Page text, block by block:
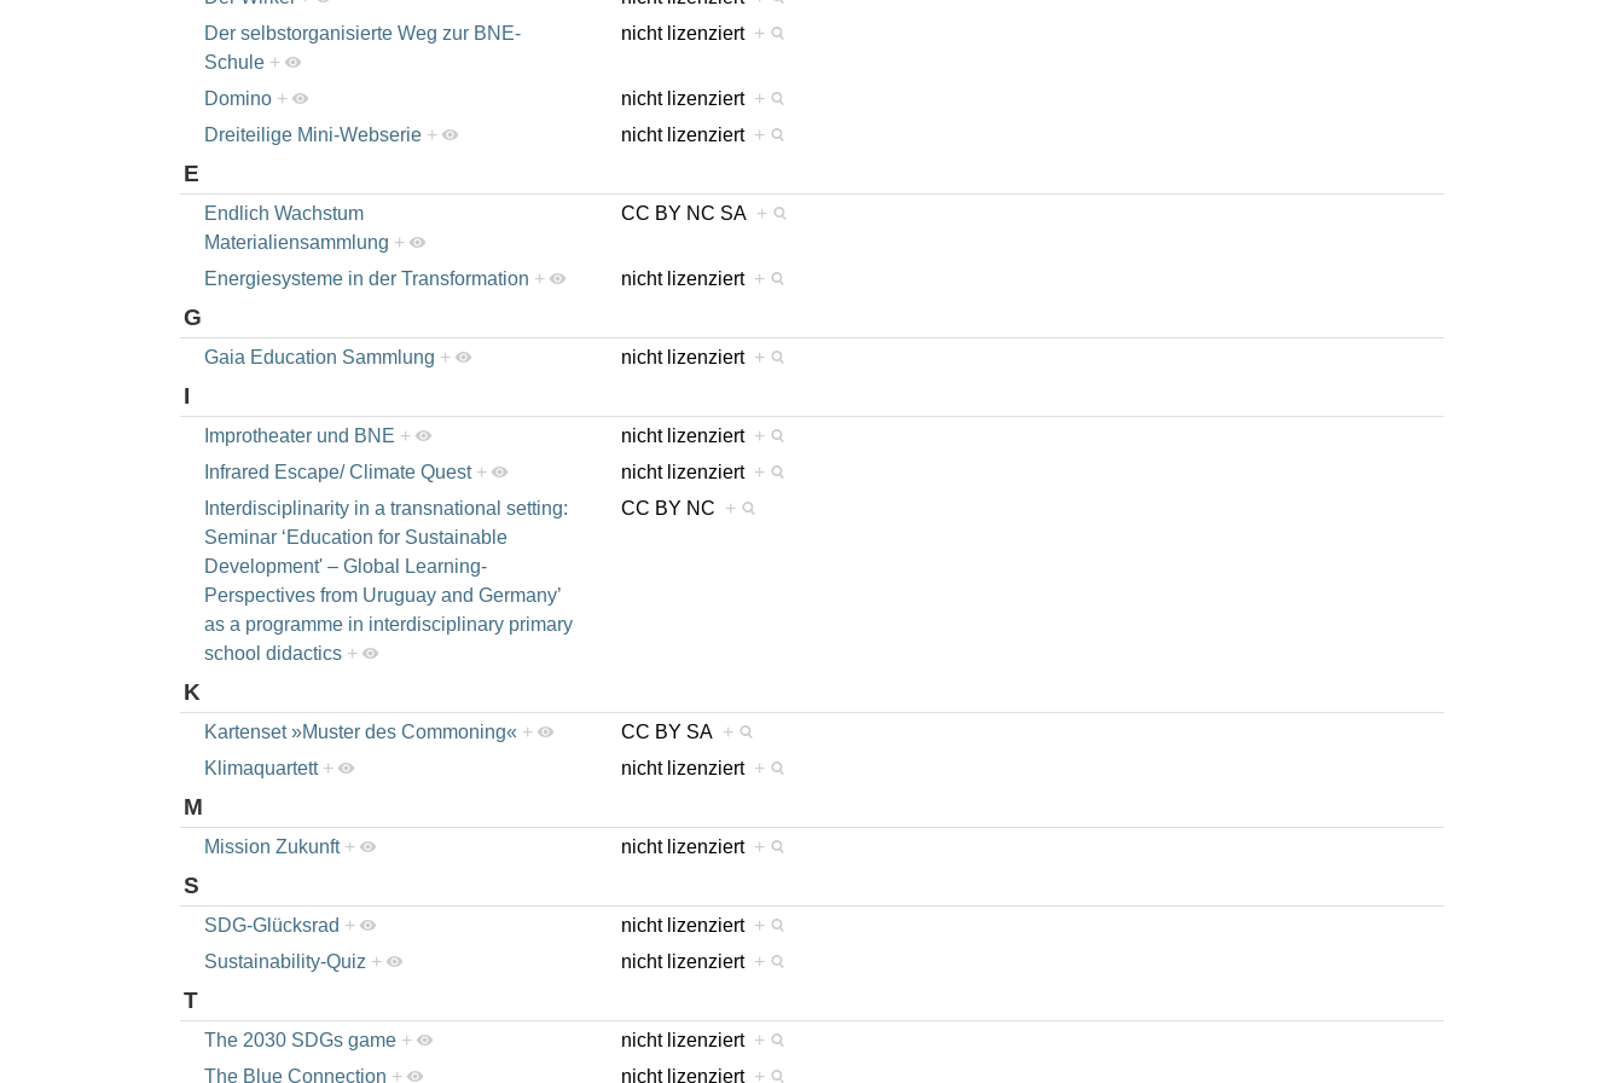
Der selbstorganisierte Weg zur BNE-
Schule +
nicht lizenziert +
Domino + nicht lizenziert +
Dreiteilige Mini-Webserie + nicht lizenziert +
E
Endlich Wachstum
Materialiensammlung +
CC BY NC SA +
Energiesysteme in der Transformation + nicht lizenziert +
G
Gaia Education Sammlung + nicht lizenziert +
I
Improtheater und BNE + nicht lizenziert +
Infrared Escape/ Climate Quest + nicht lizenziert +
Interdisciplinarity in a transnational setting:
Seminar ‘Education for Sustainable
Development' – Global Learning-
Perspectives from Uruguay and Germany’
as a programme in interdisciplinary primary
school didactics +
CC BY NC +
K
Kartenset »Muster des Commoning« + CC BY SA +
Klimaquartett + nicht lizenziert +
M
Mission Zukunft + nicht lizenziert +
S
SDG-Glücksrad + nicht lizenziert +
Sustainability-Quiz + nicht lizenziert +
T
The 2030 SDGs game + nicht lizenziert +
The Blue Connection + nicht lizenziert +